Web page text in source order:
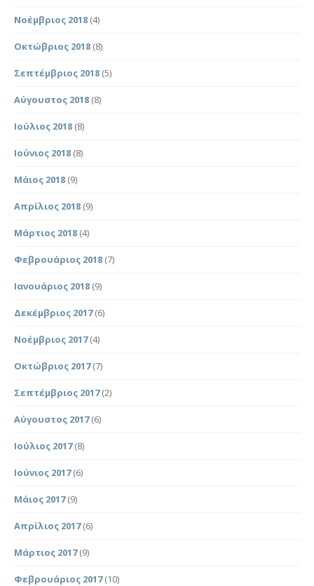
Νοέμβριος 2018 (4)
Οκτώβριος 2018 (8)
Σεπτέμβριος 2018 (5)
Αύγουστος 2018 (8)
Ιούλιος 2018 (8)
Ιούνιος 2018 (8)
Μάιος 2018 (9)
Απρίλιος 2018 (9)
Μάρτιος 2018 (4)
Φεβρουάριος 2018 (7)
Ιανουάριος 2018 (9)
Δεκέμβριος 2017(6)
Νοέμβριος 2017(4)
Οκτώβριος 2017(7)
Σεπτέμβριος 2017(2)
Αύγουστος 2017(6)
Ιούλιος 2017(8)
Ιούνιος 2017(6)
Μάιος 2017(9)
Απρίλιος 2017(6)
Μάρτιος 2017(9)
Φεβρουάριος 2017(10)